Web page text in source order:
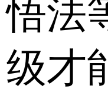
悟法
级才